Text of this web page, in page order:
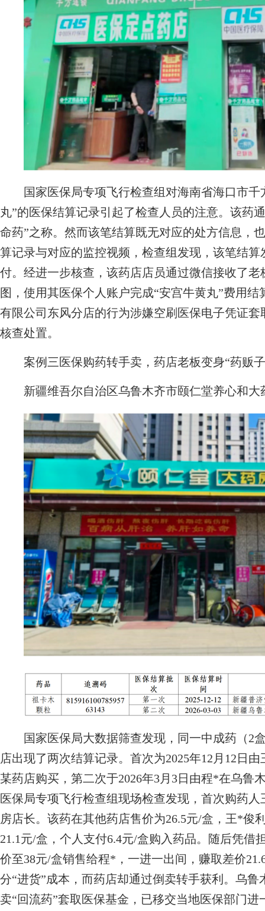
国家医保局专项飞行检查组对海南省海口市千
丸”的医保结算记录引起了检查人员的注意。该药
命药”之称。然而该笔结算既无对应的处方信息，
算记录与对应的监控视频，检查组发现，该笔结
付。经进一步核查，该药店店员通过微信接收了
图，使用其医保个人账户完成“安宫牛黄丸”费用
有限公司东风分店的行为涉嫌空刷医保电子凭证
核查处置。
案例三医保购药转手卖，药店老板变身“药贩
新疆维吾尔自治区乌鲁木齐市颐仁堂养心和大
国家医保局大数据筛查发现，同一中成药（2盒
店出现了两次结算记录。首次为2025年12月12日
某药店购买，第二次于2026年3月3日由程*在乌鲁
医保局专项飞行检查组现场检查发现，首次购药
房店长。该药在其他药店售价为26.5元/盒，王*俊
21.1元/盒，个人支付6.4元/盒购入药品。随后凭借
价至38元/盒销售给程*，一进一出间，赚取差价
分“进货”成本，而药店却通过倒卖转手获利。乌
卖“回流药”套取医保基金，已移交当地医保部门进